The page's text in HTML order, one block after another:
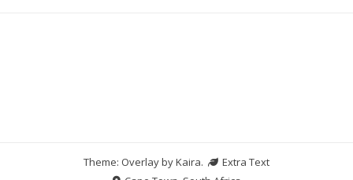
Theme: Overlay byKaira.
Extra Text